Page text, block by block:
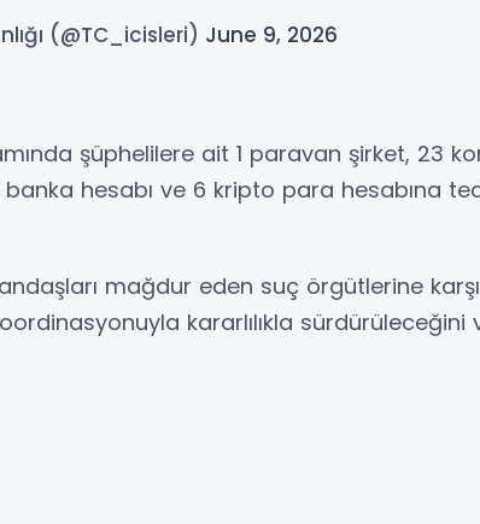
(@TC_icisleri) June 9, 2026
şüphelilere ait 1 paravan şirket, 23
hesabı ve 6 kripto para hesabına
mağdur eden suç örgütlerine
kararlılıkla sürdürüleceğini